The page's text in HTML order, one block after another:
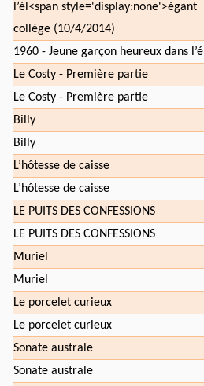
l’él<span style='display:none'>égant
collège (10/4/2014)
1960 - Jeune garçon heureux dans l’él
Le Costy - Première partie
Le Costy - Première partie
Billy
Billy
L’hôtesse de caisse
L’hôtesse de caisse
LE PUITS DES CONFESSIONS
LE PUITS DES CONFESSIONS
Muriel
Muriel
Le porcelet curieux
Le porcelet curieux
Sonate australe
Sonate australe